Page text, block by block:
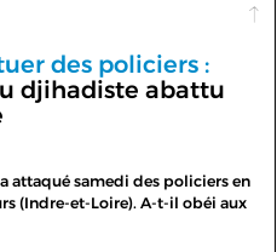
des policiers :
djihadiste abattu
attaqué samedi des policiers en
(Indre-et-Loire). A-t-il obéi aux